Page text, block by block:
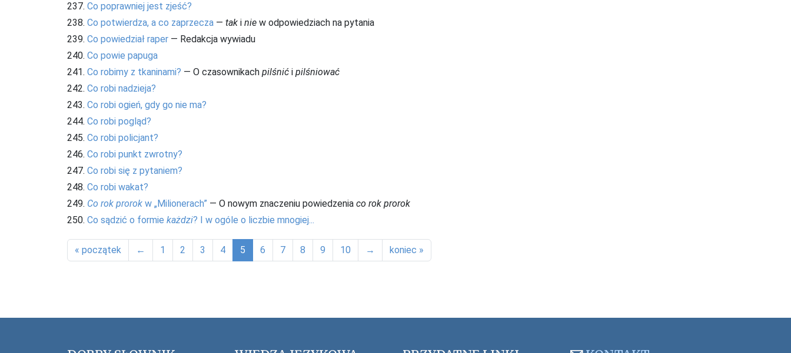
237. Co poprawniej jest zjeść?
238. Co potwierdza, a co zaprzecza — tak i nie w odpowiedziach na pytania
239. Co powiedział raper — Redakcja wywiadu
240. Co powie papuga
241. Co robimy z tkaninami? — O czasownikach pilśnić i pilśniować
242. Co robi nadzieja?
243. Co robi ogień, gdy go nie ma?
244. Co robi pogląd?
245. Co robi policjant?
246. Co robi punkt zwrotny?
247. Co robi się z pytaniem?
248. Co robi wakat?
249. Co rok prorok w „Milionerach” — O nowym znaczeniu powiedzenia co rok prorok
250. Co sądzić o formie każdzi? I w ogóle o liczbie mnogiej...
« początek ← 1 2 3 4 5 6 7 8 9 10 → koniec »